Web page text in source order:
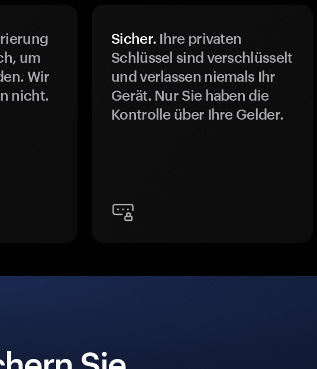
um
Wir
nicht.
Sicher. Ihre privaten
Schlüssel sind verschlüsselt
und verlassen niemals Ihr
Gerät. Nur Sie haben die
Kontrolle über Ihre Gelder.